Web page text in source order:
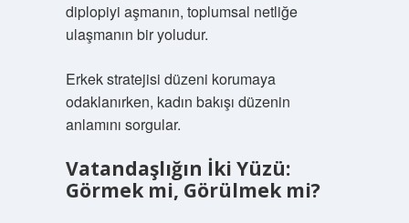
diplopiyi aşmanın, toplumsal netliğe
ulaşmanın bir yoludur.
Erkek stratejisi düzeni korumaya
odaklanırken, kadın bakışı düzenin
anlamını sorgular.
Vatandaşlığın İki Yüzü:
Görmek mi, Görülmek mi?